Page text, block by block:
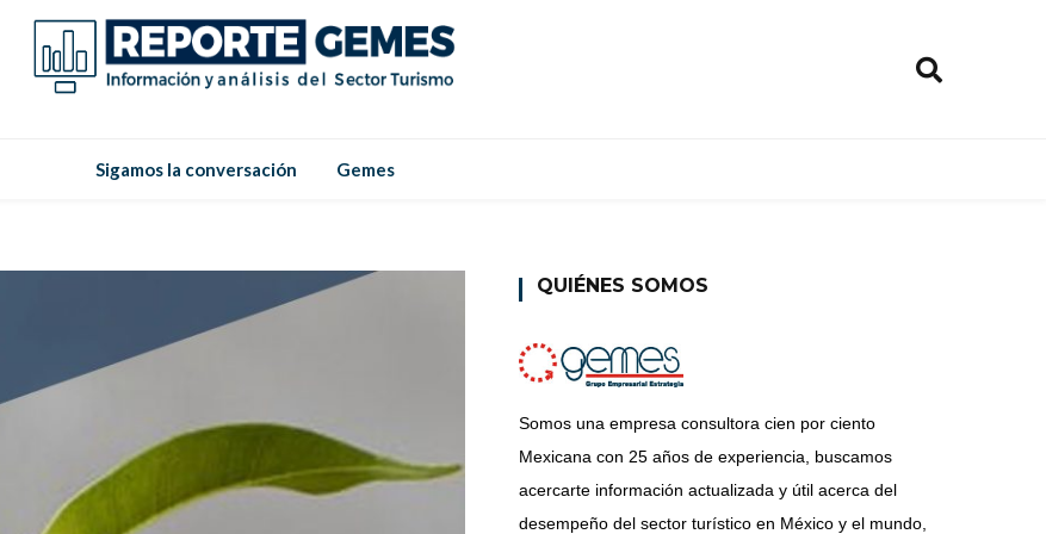
Sigamos la conversación
Gemes
QUIÉNES SOMOS
Somos una empresa consultora cien por ciento
Mexicana con 25 años de experiencia, buscamos
acercarte información actualizada y útil acerca del
desempeño del sector turístico en México y el mundo,